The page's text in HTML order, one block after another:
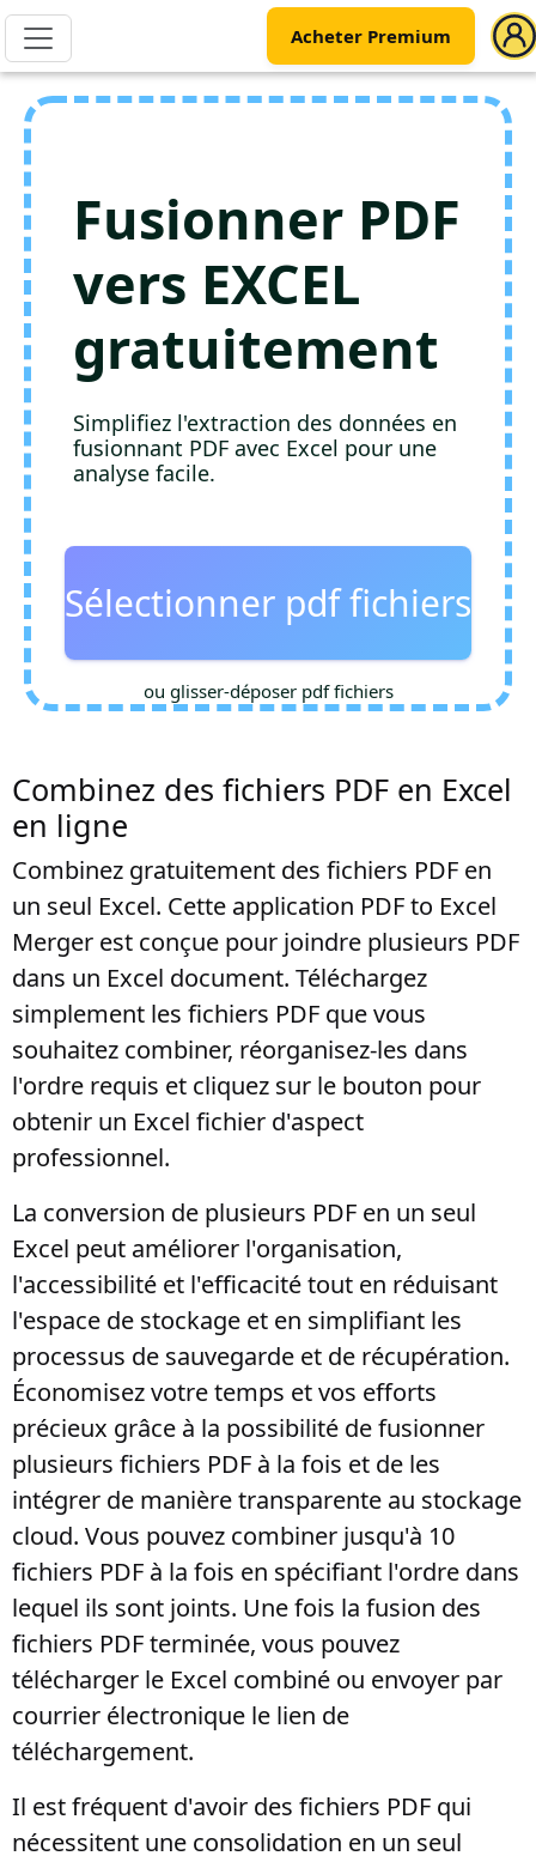
Acheter Premium
Fusionner PDF
vers EXCEL
gratuitement
Simplifiez l'extraction des données en
fusionnant PDF avec Excel pour une
analyse facile.
Sélectionner pdf fichiers
ou glisser-déposer pdf fichiers
Combinez des fichiers PDF en Excel
en ligne
Combinez gratuitement des fichiers PDF en
un seul Excel. Cette application PDF to Excel
Merger est conçue pour joindre plusieurs PDF
dans un Excel document. Téléchargez
simplement les fichiers PDF que vous
souhaitez combiner, réorganisez-les dans
l'ordre requis et cliquez sur le bouton pour
obtenir un Excel fichier d'aspect
professionnel.
La conversion de plusieurs PDF en un seul
Excel peut améliorer l'organisation,
l'accessibilité et l'efficacité tout en réduisant
l'espace de stockage et en simplifiant les
processus de sauvegarde et de récupération.
Économisez votre temps et vos efforts
précieux grâce à la possibilité de fusionner
plusieurs fichiers PDF à la fois et de les
intégrer de manière transparente au stockage
cloud. Vous pouvez combiner jusqu'à 10
fichiers PDF à la fois en spécifiant l'ordre dans
lequel ils sont joints. Une fois la fusion des
fichiers PDF terminée, vous pouvez
télécharger le Excel combiné ou envoyer par
courrier électronique le lien de
téléchargement.
Il est fréquent d'avoir des fichiers PDF qui
nécessitent une consolidation en un seul